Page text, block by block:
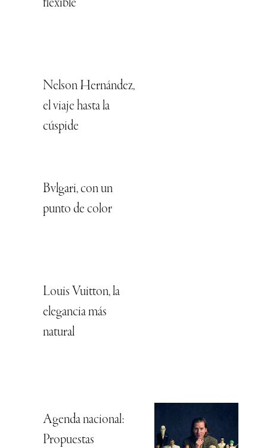
flexible
Nelson Hernández,
el viaje hasta la
cúspide
Bvlgari, con un
punto de color
Louis Vuitton, la
elegancia más
natural
Agenda nacional:
Propuestas